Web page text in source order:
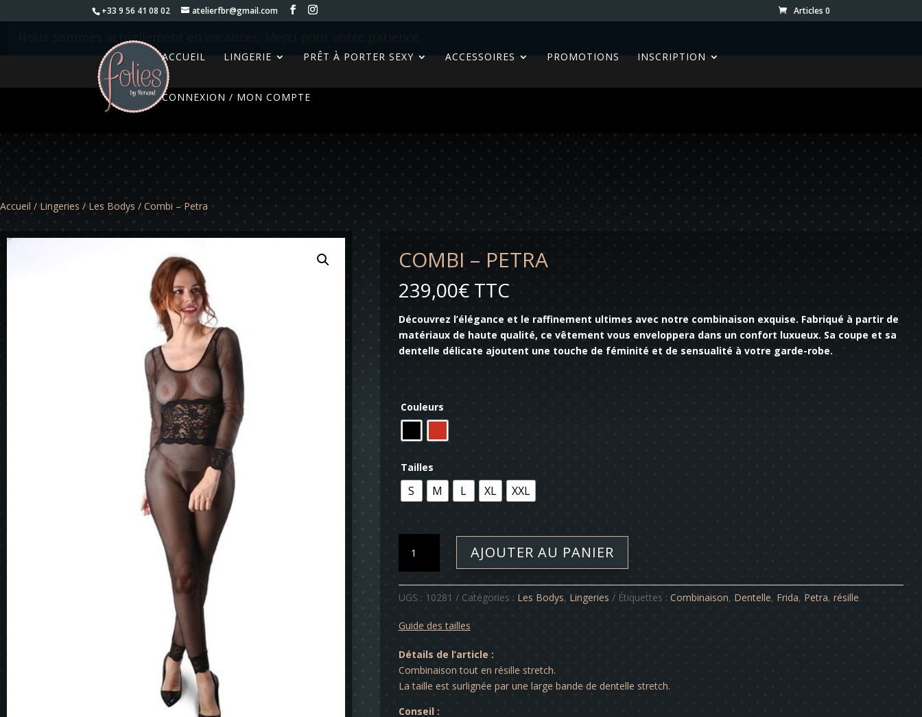
+33 9 56 41 08 02 atelierfbr@gmail.com Articles 0
ACCUEIL LINGERIE PRÊT À PORTER SEXY ACCESSOIRES PROMOTIONS INSCRIPTION
CONNEXION / MON COMPTE
Nous sommes actuellement en vacances. Merci pour votre patience.
Accueil / Lingeries / Les Bodys / Combi – Petra
COMBI – PETRA
239,00€ TTC
Découvrez l’élégance et le raffinement ultimes avec notre combinaison exquise. Fabriqué à partir de
matériaux de haute qualité, ce vêtement vous enveloppera dans un confort luxueux. Sa coupe et sa
dentelle délicate ajoutent une touche de féminité et de sensualité à votre garde-robe.
Couleurs
Tailles
S M L XL XXL
Combi
-
Petra
AJOUTER AU PANIER
UGS : 10281 Catégories : Les Bodys, Lingeries Étiquettes : Combinaison, Dentelle, Frida, Petra, résille
Guide des tailles
Détails de l’article :
Combinaison tout en résille stretch.
La taille est surlignée par une large bande de dentelle stretch.
Conseil :